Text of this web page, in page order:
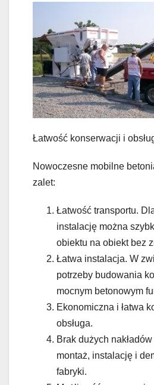
Łatwość konserwacji i
Nowoczesne mobilne
zalet:
Łatwość transportu.
instalację można
obiektu na obiekt bez
Łatwa instalacja. W
potrzeby budowania
mocnym betonowym
Ekonomiczna i łatwa
obsługa.
Brak dużych
montaż, instalację i
fabryki.